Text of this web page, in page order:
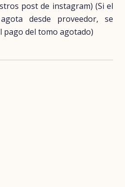
post de instagram) (Si el
desde proveedor, se
pago del tomo agotado)